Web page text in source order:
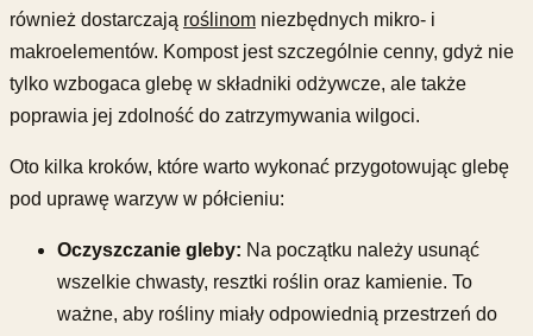
również dostarczają roślinom niezbędnych mikro- i
makroelementów. Kompost jest szczególnie cenny, gdyż nie
tylko wzbogaca glebę w składniki odżywcze, ale także
poprawia jej zdolność do zatrzymywania wilgoci.
Oto kilka kroków, które warto wykonać przygotowując glebę
pod uprawę warzyw w półcieniu:
Oczyszczanie gleby: Na początku należy usunąć
wszelkie chwasty, resztki roślin oraz kamienie. To
ważne, aby rośliny miały odpowiednią przestrzeń do